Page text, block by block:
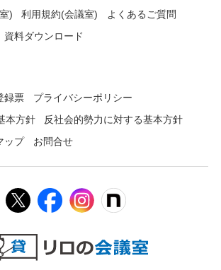
) 利用規約(会議室)
よくあるご質問
資料ダウンロード
録票
プライバシーポリシー
本方針
反社会的勢力に対する基本方針
ップ お問合せ